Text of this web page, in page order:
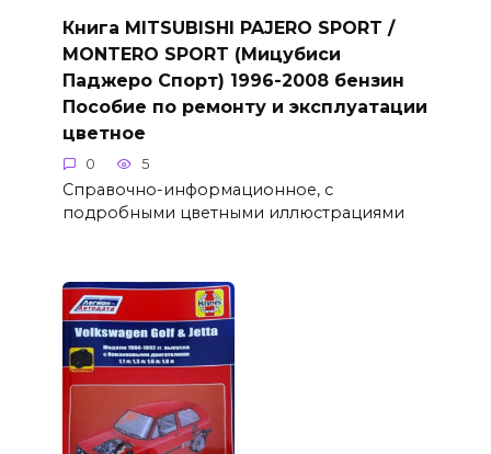
Книга MITSUBISHI PAJERO SPORT /
MONTERO SPORT (Мицубиси
Паджеро Спорт) 1996-2008 бензин
Пособие по ремонту и эксплуатации
цветное
0 5
Справочно-информационное, с
подробными цветными иллюстрациями